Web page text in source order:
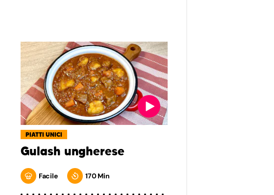
PIATTI UNICI
Gulash ungherese
Facile 170 Min